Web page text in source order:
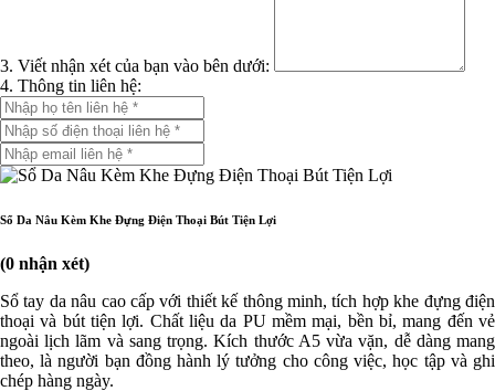
3. Viết nhận xét của bạn vào bên dưới:
4. Thông tin liên hệ:
Sổ Da Nâu Kèm Khe Đựng Điện Thoại Bút Tiện Lợi
(0 nhận xét)
Sổ tay da nâu cao cấp với thiết kế thông minh, tích hợp khe đựng điện
thoại và bút tiện lợi. Chất liệu da PU mềm mại, bền bỉ, mang đến vẻ
ngoài lịch lãm và sang trọng. Kích thước A5 vừa vặn, dễ dàng mang
theo, là người bạn đồng hành lý tưởng cho công việc, học tập và ghi
chép hàng ngày.